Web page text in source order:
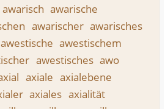
awarisch awarische
awarischer awarisches
awestische awestischem
awestisches awo
axiale axialebene
axiales axialität